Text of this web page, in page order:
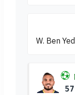
W. Ben